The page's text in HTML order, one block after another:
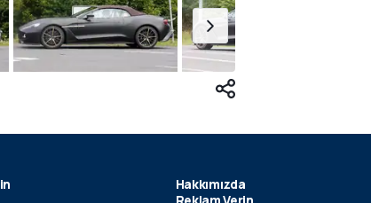
Hakkımızda